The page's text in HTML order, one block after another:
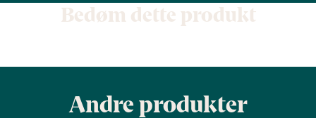
Bedøm dette produkt
Andre produkter